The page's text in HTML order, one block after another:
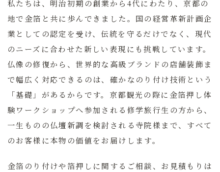
私たちは、明治初期の創業から4代にわたり、京都の
地で金箔と共に歩んできました。国の経営革新計画企
業としての認定を受け、伝統を守るだけでなく、現代
のニーズに合わせた新しい表現にも挑戦しています。
仏像の修復から、世界的な高級ブランドの店舗装飾ま
で幅広く対応できるのは、確かなのり付け技術という
「基礎」があるからです。京都観光の際に金箔押し体
験ワークショップへ参加される修学旅行生の方から、
一生ものの仏壇新調を検討される寺院様まで、すべて
のお客様に本物の価値をお届けします。
金箔のり付けや箔押しに関するご相談、お見積もりは